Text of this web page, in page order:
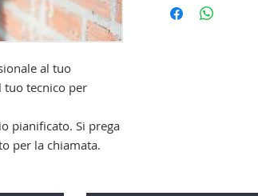
al tuo
tuo tecnico per
pianificato. Si prega
per la chiamata.